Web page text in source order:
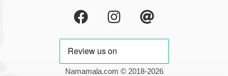
Namamala.com © 2018-2026